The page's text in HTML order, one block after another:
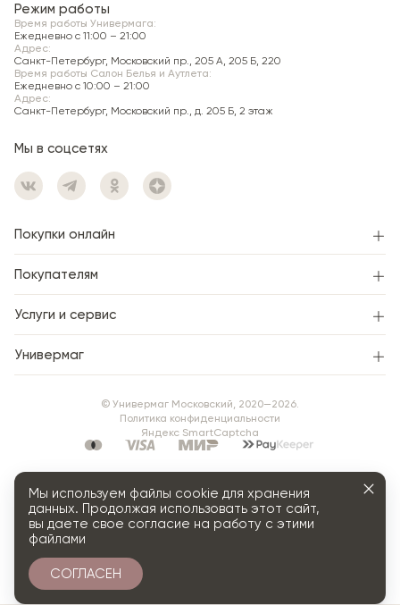
Режим работы
Время работы Универмага:
Ежедневно c 11:00 – 21:00
Адрес:
Санкт-Петербург, Московский пр., 205 А, 205 Б, 220
Время работы Салон Белья и Аутлета:
Ежедневно c 10:00 – 21:00
Адрес:
Санкт-Петербург, Московский пр., д. 205 Б, 2 этаж
Мы в соцсетях
Покупки онлайн
Покупателям
Услуги и сервис
Универмаг
© Универмаг Московский, 2020—2026.
Политика конфиденциальности
Яндекс SmartCaptcha
Мы используем файлы cookie для хранения
данных. Продолжая использовать этот сайт,
вы даете свое согласие на работу с этими
файлами
СОГЛАСЕН